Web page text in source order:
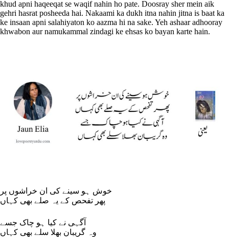
khud apni haqeeqat se waqif nahin ho pate. Doosray sher mein aik
gehri hasrat posheeda hai. Nakaami ka dukh itna nahin jitna is baat ka
ke insaan apni salahiyaton ko aazma hi na sake. Yeh ashaar adhooray
khwabon aur namukammal zindagi ke ehsas ko bayan karte hain.
خوش ہو سینے کی ان خراشوں پر
پھر تفحص کے یہ صلے بھی کہاں
آگہی نے کیا ہو چاک جسے
وہ گریبان بھلا سلے بھی کہاں